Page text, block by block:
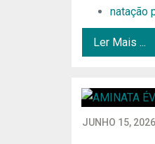
natação
Ler Mais ...
JUNHO 15, 2026